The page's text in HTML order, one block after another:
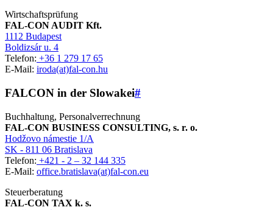
Wirtschaftsprüfung
FAL-CON AUDIT Kft.
1112 Budapest
Boldizsár u. 4
Telefon: +36 1 279 17 65
E-Mail: iroda(at)fal-con.hu
FALCON in der Slowakei#
Buchhaltung, Personalverrechnung
FAL-CON BUSINESS CONSULTING, s. r. o.
Hodžovo námestie 1/A
SK - 811 06 Bratislava
Telefon: +421 - 2 – 32 144 335
E-Mail: office.bratislava(at)fal-con.eu
Steuerberatung
FAL-CON TAX k. s.